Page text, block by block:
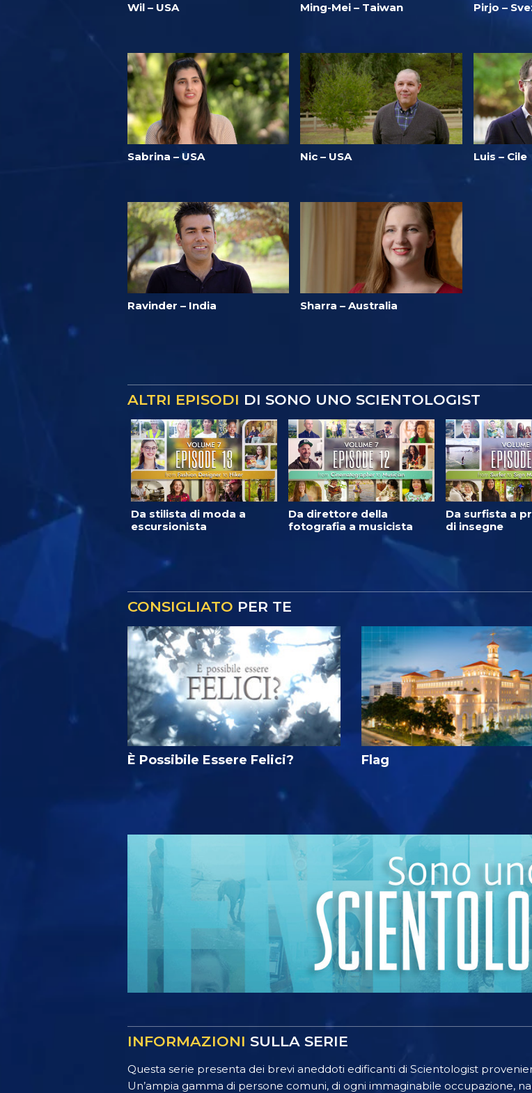
Wil – USA Ming-Mei – Taiwan Pirjo –
Sabrina – USA Nic – USA Luis – Cile
Ravinder – India Sharra – Australia
ALTRI EPISODI DI SONO UNO SCIENTOLOGIST
Da stilista di moda a
escursionista
Da direttore della
fotografia a musicista
Da surfista a
di insegne
CONSIGLIATO PER TE
È Possibile Essere Felici? Flag
INFORMAZIONI SULLA SERIE
Questa serie presenta dei brevi aneddoti edificanti di Scientologist
Un’ampia gamma di persone comuni, di ogni immaginabile occupazione,